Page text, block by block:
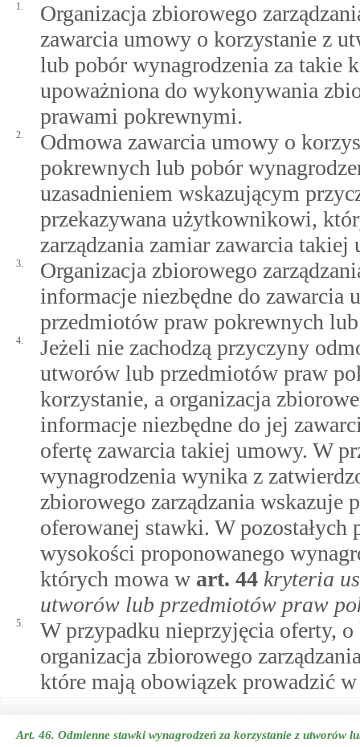
1.
Organizacja zbiorowego
zawarcia umowy o korzystanie z
lub pobór wynagrodzenia za takie
upoważniona do wykonywania
prawami pokrewnymi.
2.
Odmowa zawarcia umowy o
pokrewnych lub pobór
uzasadnieniem wskazującym
przekazywana użytkownikowi,
zarządzania zamiar zawarcia takiej
3.
Organizacja zbiorowego
informacje niezbędne do
przedmiotów praw pokrewnych
4.
Jeżeli nie zachodzą przyczyny
utworów lub przedmiotów praw
korzystanie, a organizacja
informacje niezbędne do jej
ofertę zawarcia takiej umowy. W
wynagrodzenia wynika z
zbiorowego zarządzania wskazuje
oferowanej stawki. W pozostałych
wysokości proponowanego
których mowa w art. 44 kryteria
utworów lub przedmiotów praw
5.
W przypadku nieprzyjęcia oferty,
organizacja zbiorowego
które mają obowiązek prowadzić
Art. 46. Odmienne stawki wynagrodzeń za korzystanie z utworów